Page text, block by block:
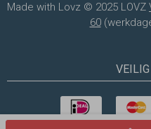
Made with Lovz © 2025 LOVZ
60